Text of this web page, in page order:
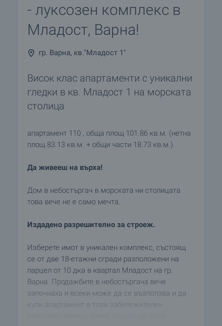
- луксозен комплекс в
Младост, Варна!
гр. Варна, кв."Младост 1"
Висок клас апартаменти с уникални
гледки в кв. Младост 1 на морската
столица
апартамент 110 , обща площ 101.86 кв.м. (нетна
площ 83.13 кв.м. + общи части 18.73 кв.м.).
Да живееш на върха!
Дом в небостъргач в морската ни столицата
това вече не е само мечта.
Издадено разрешително за строеж.
Изберете имот в уникален комплекс, състоящ
се от две 18-етажни сгради разположени на
парцел от 10 дка в квартал Младост на гр.
Варна. Продажбите в небостъргача вече
започнаха и всеки може да се възползва и да
купи апартамент в този забележителен